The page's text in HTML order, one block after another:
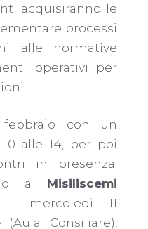
acquisiranno le
processi
alle normative
operativi per
con un
alle 14, per poi
in presenza:
a Misiliscemi
mercoledì 11
(Aula Consiliare),